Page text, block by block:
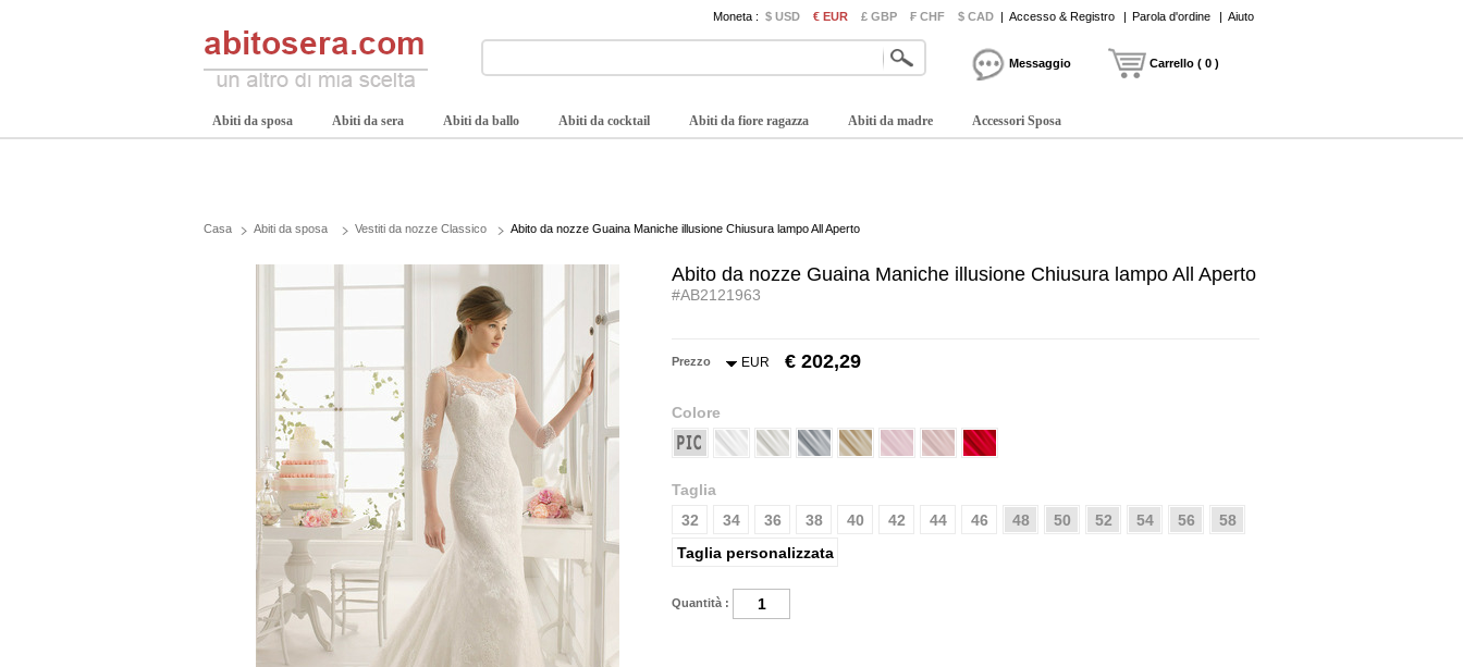
Moneta : $ USD € EUR £ GBP ₣ CHF $ CAD | Accesso & Registro | Parola d'ordine | Aiuto
Messaggio Carrello ( 0 )
Abiti da sposa Abiti da sera Abiti da ballo Abiti da cocktail Abiti da fiore ragazza Abiti da madre Accessori Sposa
Casa Abiti da sposa Vestiti da nozze Classico Abito da nozze Guaina Maniche illusione Chiusura lampo All Aperto
Abito da nozze Guaina Maniche illusione Chiusura lampo All Aperto
#AB2121963
Prezzo EUR € 202,29
Colore
Taglia
32
34 36 38 40 42 44 46 48 50 52 54 56
58
Taglia personalizzata
Quantità :